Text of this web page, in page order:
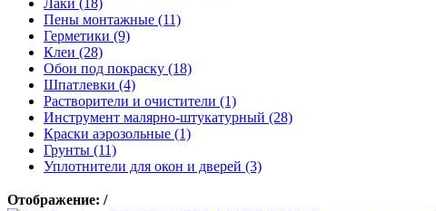
Пены монтажные (11)
Герметики (9)
Клеи (28)
Обои под покраску (18)
Шпатлевки (4)
Растворители и очистители (1)
Инструмент малярно-штукатурный (28)
Краски аэрозольные (1)
Грунты (11)
Уплотнители для окон и дверей (3)
Отображение: /